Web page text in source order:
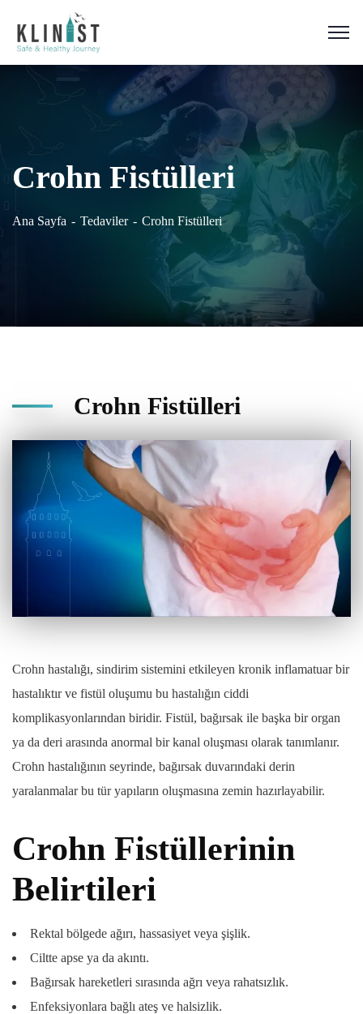
Crohn Fistülleri
Ana Sayfa Tedaviler Crohn Fistülleri
Crohn Fistülleri
Crohn hastalığı, sindirim sistemini etkileyen kronik inflamatuar bir
hastalıktır ve fistül oluşumu bu hastalığın ciddi
komplikasyonlarından biridir. Fistül, bağırsak ile başka bir organ
ya da deri arasında anormal bir kanal oluşması olarak tanımlanır.
Crohn hastalığının seyrinde, bağırsak duvarındaki derin
yaralanmalar bu tür yapıların oluşmasına zemin hazırlayabilir.
Crohn Fistüllerinin
Belirtileri
Rektal bölgede ağırı, hassasiyet veya şişlik.
Ciltte apse ya da akıntı.
Bağırsak hareketleri sırasında ağrı veya rahatsızlık.
Enfeksiyonlara bağlı ateş ve halsizlik.